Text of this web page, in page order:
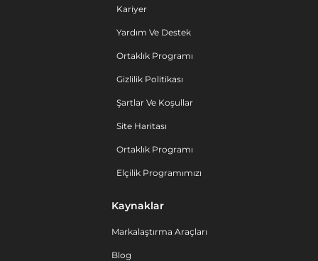
Kariyer
Yardım Ve Destek
Ortaklık Programı
Gizlilik Politikası
Şartlar Ve Koşullar
Site Haritası
Ortaklık Programı
Elçilik Programımızı
Kaynaklar
Markalaştırma Araçları
Blog